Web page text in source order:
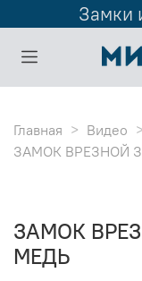
Замки
Главная
Видео
ЗАМОК ВРЕЗНОЙ
ЗАМОК
МЕДЬ